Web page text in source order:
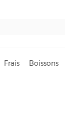
Frais Boissons